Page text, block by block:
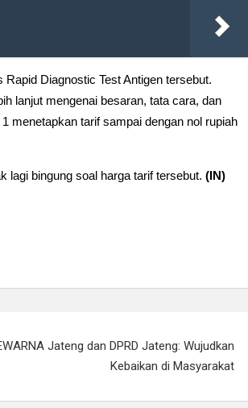
Diagnostic Test Antigen tersebut.
lanjut mengenai besaran, tata cara, dan
menetapkan tarif sampai dengan nol rupiah
lagi bingung soal harga tarif tersebut. (IN)
Jateng dan DPRD Jateng: Wujudkan
Kebaikan di Masyarakat